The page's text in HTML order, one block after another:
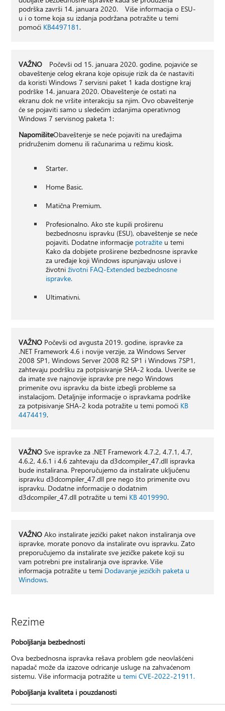
podrška završi 14. januara 2020. Više informacija o ESU-
u i o tome koja su izdanja podržana potražite u temi
pomoći KB4497181 .
VAŽNOPočevši od 15. januara 2020. godine, pojaviće se
obaveštenje celog ekrana koje opisuje rizik da će nastaviti
da koristi Windows 7 servisni paket 1 kada dostigne kraj
podrške 14. januara 2020. Obaveštenje će ostati na
ekranu dok ne vršite interakciju sa njim. Ovo obaveštenje
će se pojaviti samo u sledećim izdanjima operativnog
Windows 7 servisnog paketa 1:
NapomišiteObaveštenje se neće pojaviti na uređajima
pridruženim domenu ili računarima u režimu kiosk.
Starter.
Home Basic.
Matična Premium.
Profesionalno. Ako ste kupili proširenu
bezbednosnu ispravku (ESU), obaveštenje se neće
pojaviti. Dodatne informacije potražiteu temi
Kako da dobijete proširene bezbednosne ispravke
za uređaje koji Windows ispunjavaju uslove i
životni životni FAQ-Extended bezbednosne
ispravke.
Ultimativni.
VAŽNOPočevši od avgusta 2019. godine, ispravke za
.NET Framework 4.6 i novije verzije, za Windows Server
2008 SP1, Windows Server 2008 R2 SP1 i Windows 7SP1,
zahtevaju podršku za potpisivanje SHA-2 koda. Uverite se
da imate sve najnovije ispravke pre nego Windows
primenite ovu ispravku da biste izbegli probleme sa
instalacijom. Detaljnije informacije o ispravkama podrške
za potpisivanje SHA-2 koda potražite u temi pomoći KB
4474419.
VAŽNOSve ispravke za .NET Framework 4.7.2, 4.7.1, 4.7,
4.6.2, 4.6.1 i 4.6 zahtevaju da d3dcompiler_47.dll ispravka
bude instalirana. Preporučujemo da instalirate uključenu
ispravku d3dcompiler_47.dll pre nego što primenite ovu
ispravku. Dodatne informacije o dodatnim
d3dcompiler_47.dll potražite u temi KB 4019990.
VAŽNOAko instalirate jezički paket nakon instaliranja ove
ispravke, morate ponovo da instalirate ovu ispravku. Zato
preporučujemo da instalirate sve jezičke pakete koji su
vam potrebni pre instaliranja ove ispravke. Više
informacija potražite u temi Dodavanje jezičkih paketa u
Windows.
Rezime
Poboljšanja bezbednosti
Ova bezbednosna ispravka rešava problem gde neovlašćeni
napadač može da izazove odricanje usluge na zahvaćenom
sistemu. Više informacija potražite utemi CVE-2022-21911.
Poboljšanja kvaliteta i pouzdanosti